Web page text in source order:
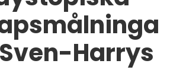
Harrys